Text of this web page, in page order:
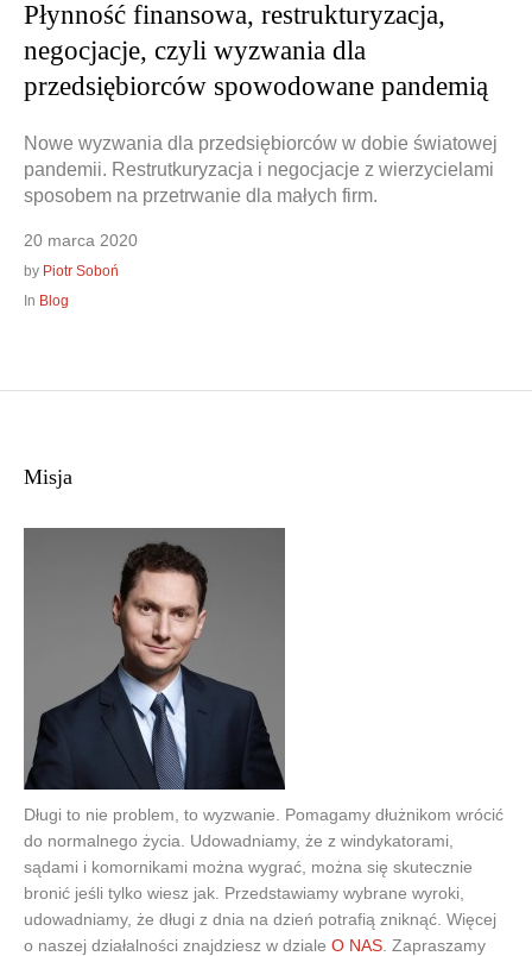
Płynność finansowa, restrukturyzacja,
negocjacje, czyli wyzwania dla
przedsiębiorców spowodowane pandemią
Nowe wyzwania dla przedsiębiorców w dobie światowej
pandemii. Restrutkuryzacja i negocjacje z wierzycielami
sposobem na przetrwanie dla małych firm.
20 marca 2020
by Piotr Soboń
In Blog
Misja
Długi to nie problem, to wyzwanie. Pomagamy dłużnikom wrócić
do normalnego życia. Udowadniamy, że z windykatorami,
sądami i komornikami można wygrać, można się skutecznie
bronić jeśli tylko wiesz jak. Przedstawiamy wybrane wyroki,
udowadniamy, że długi z dnia na dzień potrafią zniknąć. Więcej
o naszej działalności znajdziesz w dziale O NAS . Zapraszamy